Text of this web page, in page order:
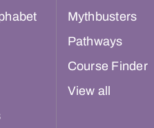
Mythbusters
Pathways
Course Finder
View all